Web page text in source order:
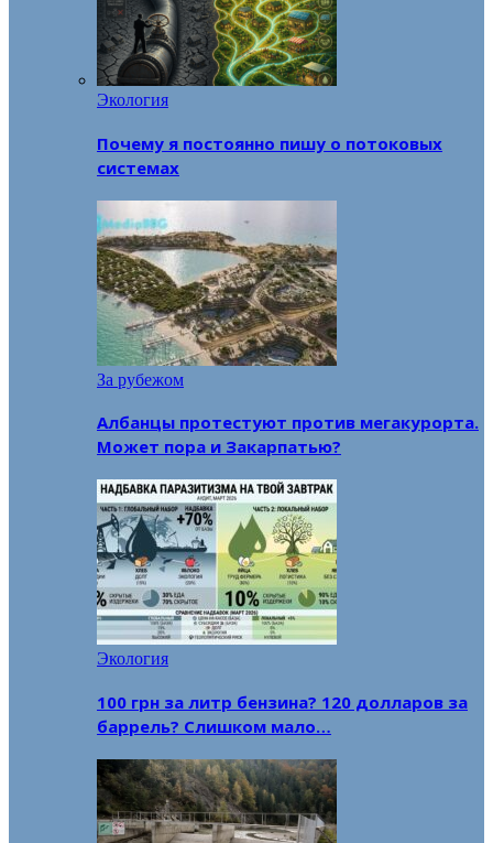
Экология
Почему я постоянно пишу о потоковых
системах
За рубежом
Албанцы протестуют против мегакурорта.
Может пора и Закарпатью?
Экология
100 грн за литр бензина? 120 долларов за
баррель? Слишком мало…